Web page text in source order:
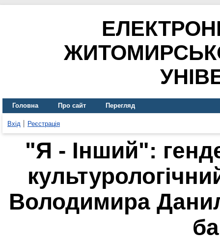
Головна Про сайт Перегляд
Вхід Реєстрація
"Я - Інший":
Володимира